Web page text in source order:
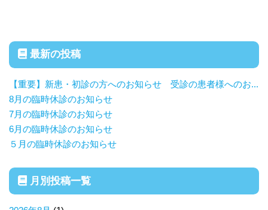
最新の投稿
【重要】新患・初診の方へのお知らせ 受診の患者様へのお...
8月の臨時休診のお知らせ
7月の臨時休診のお知らせ
6月の臨時休診のお知らせ
５月の臨時休診のお知らせ
月別投稿一覧